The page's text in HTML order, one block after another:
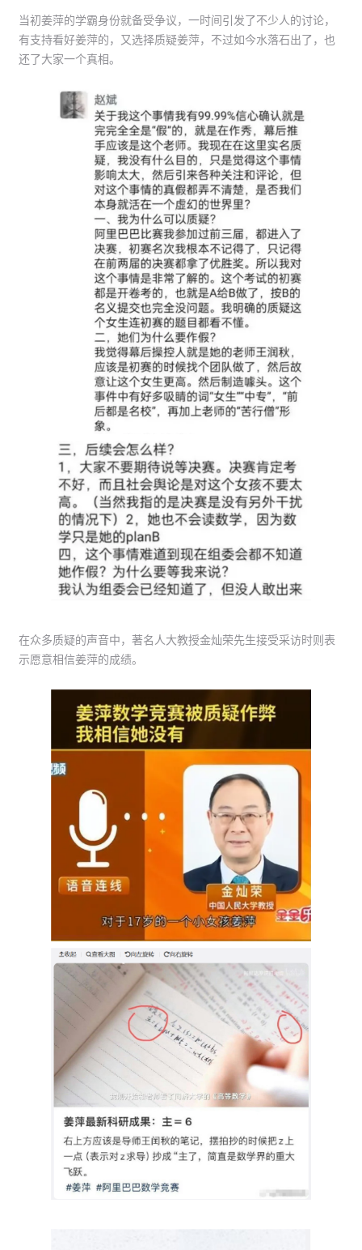
当初姜萍的学霸身份就备受争议，一时间引发了不少人的讨论，
有支持看好姜萍的，又选择质疑姜萍，不过如今水落石出了，也
还了大家一个真相。
在众多质疑的声音中，著名人大教授金灿荣先生接受采访时则表
示愿意相信姜萍的成绩。